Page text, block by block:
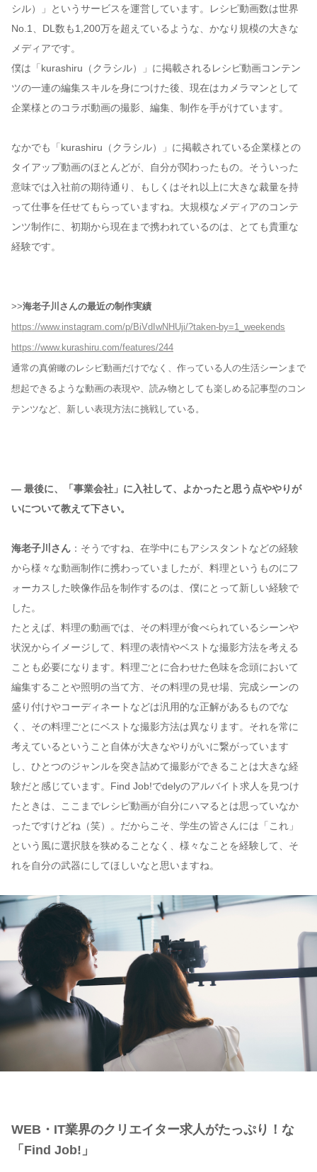
シル）」というサービスを運営しています。レシピ動画数は世界
No.1、DL数も1,200万を超えているような、かなり規模の大きな
メディアです。
僕は「kurashiru（クラシル）」に掲載されるレシピ動画コンテン
ツの一連の編集スキルを身につけた後、現在はカメラマンとして
企業様とのコラボ動画の撮影、編集、制作を手がけています。
なかでも「kurashiru（クラシル）」に掲載されている企業様との
タイアップ動画のほとんどが、自分が関わったもの。そういった
意味では入社前の期待通り、もしくはそれ以上に大きな裁量を持
って仕事を任せてもらっていますね。大規模なメディアのコンテ
ンツ制作に、初期から現在まで携われているのは、とても貴重な
経験です。
>>海老子川さんの最近の制作実績
https://www.instagram.com/p/BiVdIwNHUji/?taken-by=1_weekends
https://www.kurashiru.com/features/244
通常の真俯瞰のレシピ動画だけでなく、作っている人の生活シーンまで
想起できるような動画の表現や、読み物としても楽しめる記事型のコン
テンツなど、新しい表現方法に挑戦している。
— 最後に、「事業会社」に入社して、よかったと思う点ややりが
いについて教えて下さい。
海老子川さん ：そうですね、在学中にもアシスタントなどの経験
から様々な動画制作に携わっていましたが、料理というものにフ
ォーカスした映像作品を制作するのは、僕にとって新しい経験で
した。
たとえば、料理の動画では、その料理が食べられているシーンや
状況からイメージして、料理の表情やベストな撮影方法を考える
ことも必要になります。料理ごとに合わせた色味を念頭において
編集することや照明の当て方、その料理の見せ場、完成シーンの
盛り付けやコーディネートなどは汎用的な正解があるものでな
く、その料理ごとにベストな撮影方法は異なります。それを常に
考えているということ自体が大きなやりがいに繋がっています
し、ひとつのジャンルを突き詰めて撮影ができることは大きな経
験だと感じています。Find Job!でdelyのアルバイト求人を見つけ
たときは、ここまでレシピ動画が自分にハマるとは思っていなか
ったですけどね（笑）。だからこそ、学生の皆さんには「これ」
という風に選択肢を狭めることなく、様々なことを経験して、そ
れを自分の武器にしてほしいなと思いますね。
WEB・IT業界のクリエイター求人がたっぷり！な
「Find Job!」